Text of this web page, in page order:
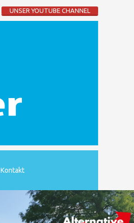
UNSER YOUTUBE CHANNEL
Kontakt